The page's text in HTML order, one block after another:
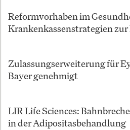
Reformvorhaben im
Krankenkassenstrategien
Zulassungserweiterung für
Bayer genehmigt
LIR Life Sciences:
in der Adipositasbehandlung